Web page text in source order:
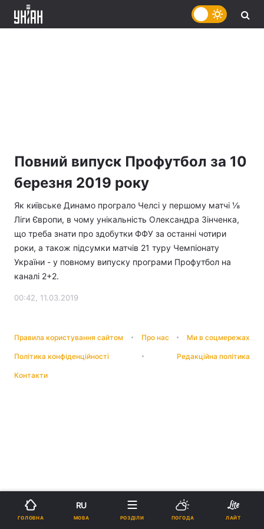
Повний випуск Профутбол за 10
березня 2019 року
Як київське Динамо програло Челсі у першому матчі ⅛
Ліги Європи, в чому унікальність Олександра Зінченка,
що треба знати про здобутки ФФУ за останні чотири
роки, а також підсумки матчів 21 туру Чемпіонату
України - у повному випуску програми Профутбол на
каналі 2+2.
00:42, 11.03.2019
Правила користування сайтом Про нас Ми в соцмережах
Політика конфіденційності Редакційна політика
Контакти
ГОЛОВНА
RU
МОВА РОЗДІЛИ ПОГОДА ЛАЙТ